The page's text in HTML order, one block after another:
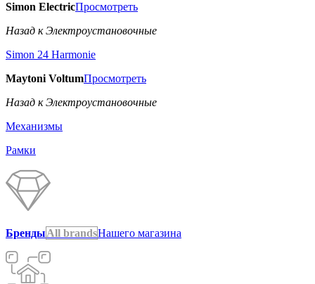
Simon ElectricПросмотреть
Назад к Электроустановочные
Simon 24 Harmonie
Maytoni VoltumПросмотреть
Назад к Электроустановочные
Механизмы
Рамки
БрендыAll brandsНашего магазина